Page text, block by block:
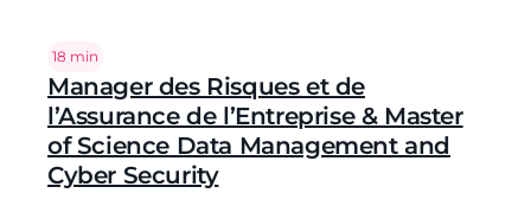
Temps de lecture :
18 min
Manager des Risques et de
l’Assurance de l’Entreprise & Master
of Science Data Management and
Cyber Security